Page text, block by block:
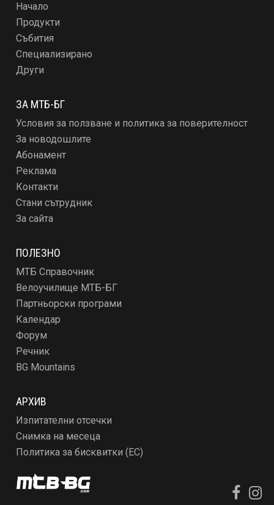
Начало
Продукти
Събития
Специализирано
Други
ЗА МТБ-БГ
Условия за ползване и политика за поверителност
За новодошлите
Абонамент
Реклама
Контакти
Стани сътрудник
За сайта
ПОЛЕЗНО
МТБ Справочник
Велоучилище МТБ-БГ
Партньорски програми
Календар
Форум
Речник
BG Mountains
АРХИВ
Изпитателни отсечки
Снимка на месеца
Политика за бисквитки (ЕС)